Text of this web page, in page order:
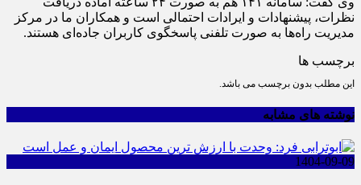
نظرات، پیشنهادات و ایرادات احتمالی است و همکاران ما در مرکز
مدیریت راه‌ها به صورت تلفنی پاسخگوی کاربران جاده‌ای هستند.
برچسب ها
این مطلب بدون برچسب می باشد.
نوشته های مشابه
1404-09-09